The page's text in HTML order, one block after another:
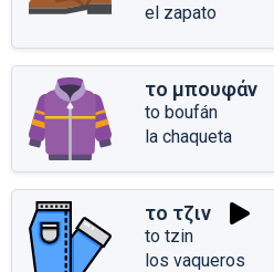
el zapato
το μπουφάν
to boufán
la chaqueta
το τζιν
to tzin
los vaqueros